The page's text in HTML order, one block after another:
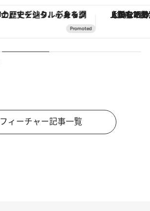
「星のや富士」でデジタルデトックス。冨士信仰の歴史を辿り、心身を調える。 【銀座で出合う最旬美容】美髪ケアや上質
フィーチャー記事一覧